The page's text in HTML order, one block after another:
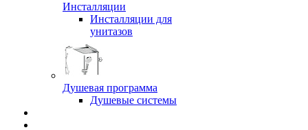
Инсталляции
Инсталляции для
унитазов
Душевая программа
Душевые системы